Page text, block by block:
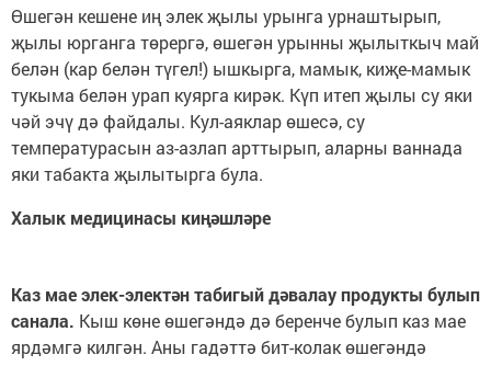
Өшегән кешене иң элек җылы урынга урнаштырып,
җылы юрганга төрергә, өшегән урынны җылыткыч май
белән (кар белән түгел!) ышкырга, мамык, киҗе-мамык
тукыма белән урап куярга кирәк. Күп итеп җылы су яки
чәй эчү дә файдалы. Кул-аяклар өшесә, су
температурасын аз-азлап арттырып, аларны ваннада
яки табакта җылытырга була.
Халык медицинасы киңәшләре
Каз маеэлек-электәнтабигый дәвалау продукты булып
санала. Кыш көне өшегәндә дә беренче булып каз мае
ярдәмгә килгән. Аны гадәттә бит-колак өшегәндә